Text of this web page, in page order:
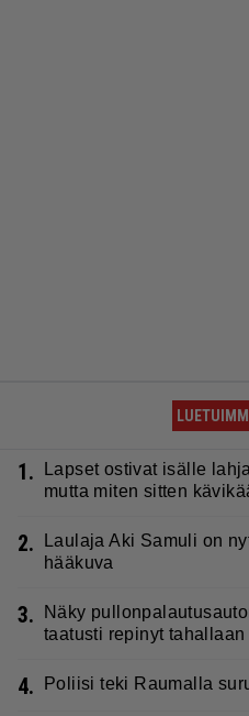
1.
Lapset ostivat isälle
mutta miten sitten
2.
Laulaja Aki Samuli on
hääkuva
3.
Näky
taatusti repinyt tahallaan
4. Poliisi teki Raumalla